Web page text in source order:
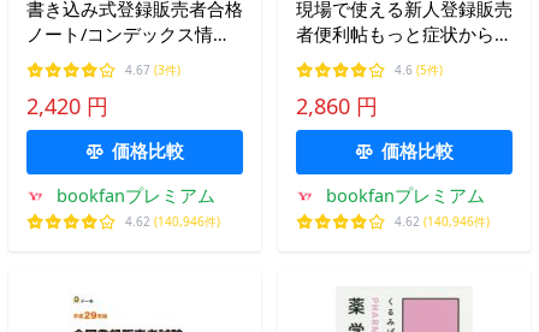
書き込み式登録販売者合格
ノート/コンデックス情報
研究所
4.67 (3件)
2,420 円
価格比較
bookfanプレミアム
4.62 (140,946件)
現場で使える新人登録販売
者便利帖もっと症状から選
ぶOTC医薬品/仲宗根恵
4.6 (5件)
2,860 円
価格比較
bookfanプレミアム
4.62 (140,946件)